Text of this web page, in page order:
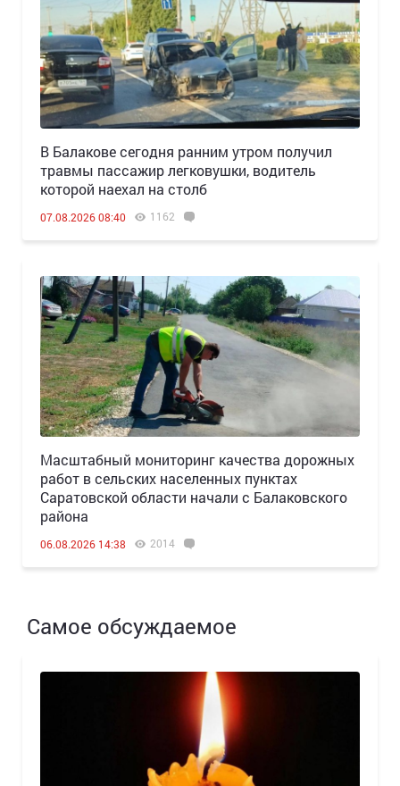
В Балакове сегодня ранним утром получил
травмы пассажир легковушки, водитель
которой наехал на столб
07.08.2026 08:40 1162
Масштабный мониторинг качества дорожных
работ в сельских населенных пунктах
Саратовской области начали с Балаковского
района
06.08.2026 14:38 2014
Самое обсуждаемое